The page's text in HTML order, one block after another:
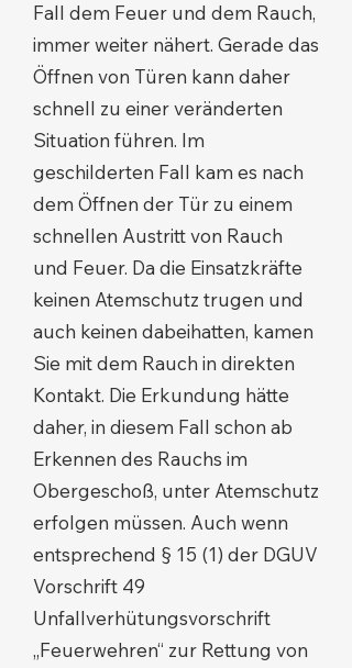
Fall dem Feuer und dem Rauch,
immer weiter nähert. Gerade das
Öffnen von Türen kann daher
schnell zu einer veränderten
Situation führen. Im
geschilderten Fall kam es nach
dem Öffnen der Tür zu einem
schnellen Austritt von Rauch
und Feuer. Da die Einsatzkräfte
keinen Atemschutz trugen und
auch keinen dabeihatten, kamen
Sie mit dem Rauch in direkten
Kontakt. Die Erkundung hätte
daher, in diesem Fall schon ab
Erkennen des Rauchs im
Obergeschoß, unter Atemschutz
erfolgen müssen. Auch wenn
entsprechend § 15 (1) der DGUV
Vorschrift 49
Unfallverhütungsvorschrift
„Feuerwehren“ zur Rettung von